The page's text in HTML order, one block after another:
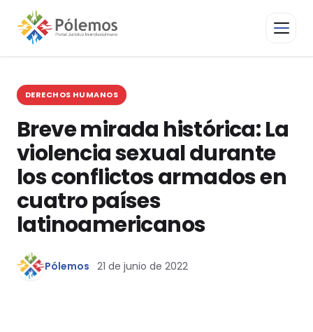
DERECHOS HUMANOS
Breve mirada histórica: La
violencia sexual durante
los conflictos armados en
cuatro países
latinoamericanos
Pólemos 21 de junio de 2022